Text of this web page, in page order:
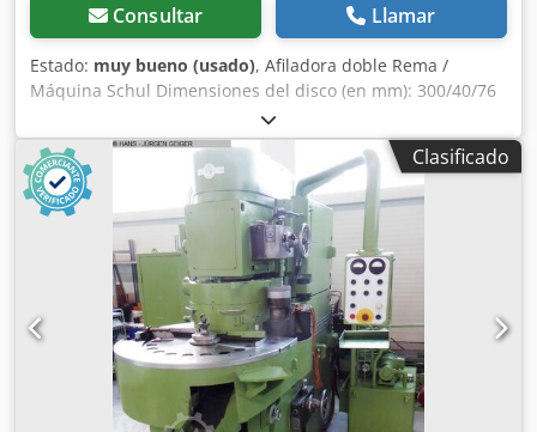
Consultar Llamar
Estado: muy bueno (usado), Afiladora doble Rema /
Máquina Schul Dimensiones del disco (en mm): 300/40/76
Potencia (en kW): 1,8 Velocidad de rotación (rpm): 1450
Voltaje: 380 V Lámpara Dkodpfxehaf Ndo Af Ter Protectores
Ubicación: Disponible en el almacén 54634 Bitburg -
Disponible inmediatamente -
Clasificado